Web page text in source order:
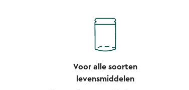
Voor alle soorten
levensmiddelen